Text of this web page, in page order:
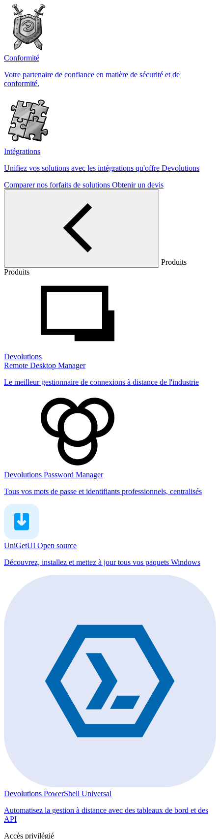
Conformité
Votre partenaire de confiance en matière de sécurité et de
conformité.
Intégrations
Unifiez vos solutions avec les intégrations qu'offre Devolutions
Comparer nos forfaits de solutions Obtenir un devis
Produits
Produits
Devolutions
Remote Desktop Manager
Le meilleur gestionnaire de connexions à distance de l'industrie
Devolutions Password Manager
Tous vos mots de passe et identifiants professionnels, centralisés
UniGetUI Open source
Découvrez, installez et mettez à jour tous vos paquets Windows
Devolutions PowerShell Universal
Automatisez la gestion à distance avec des tableaux de bord et des
API
Accès privilégié